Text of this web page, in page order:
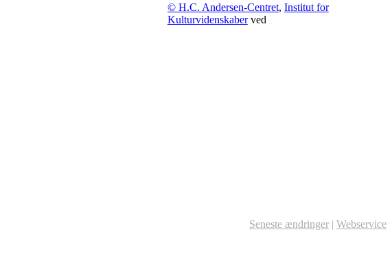
© H.C. Andersen-Centret, Institut for
Kulturvidenskaberved
Seneste ændringer | Webservice